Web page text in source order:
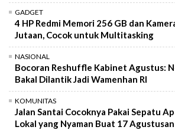
GADGET
4 HP Redmi Memori 256 GB dan
Jutaan, Cocok untuk Multitasking
NASIONAL
Bocoran Reshuffle Kabinet Agustus:
Bakal Dilantik Jadi Wamenhan RI
KOMUNITAS
Jalan Santai Cocoknya Pakai Sepatu
Lokal yang Nyaman Buat 17 Agustusan